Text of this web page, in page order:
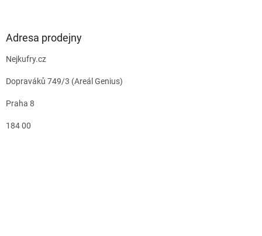
Adresa prodejny
Nejkufry.cz
Dopraváků 749/3 (Areál Genius)
Praha 8
184 00